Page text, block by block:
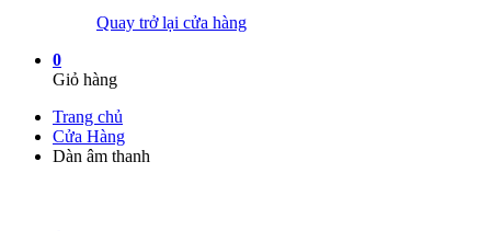
Quay trở lại cửa hàng
0
Giỏ hàng
Trang chủ
Cửa Hàng
Dàn âm thanh